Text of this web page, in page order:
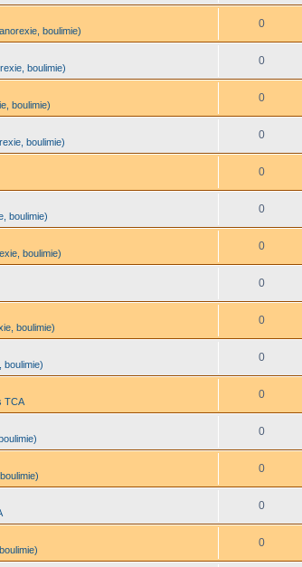
boulimie)
0
boulimie)
0
boulimie)
0
boulimie)
0
0
boulimie)
0
boulimie)
0
0
boulimie)
0
boulimie)
0
TCA
0
0
0
0
0